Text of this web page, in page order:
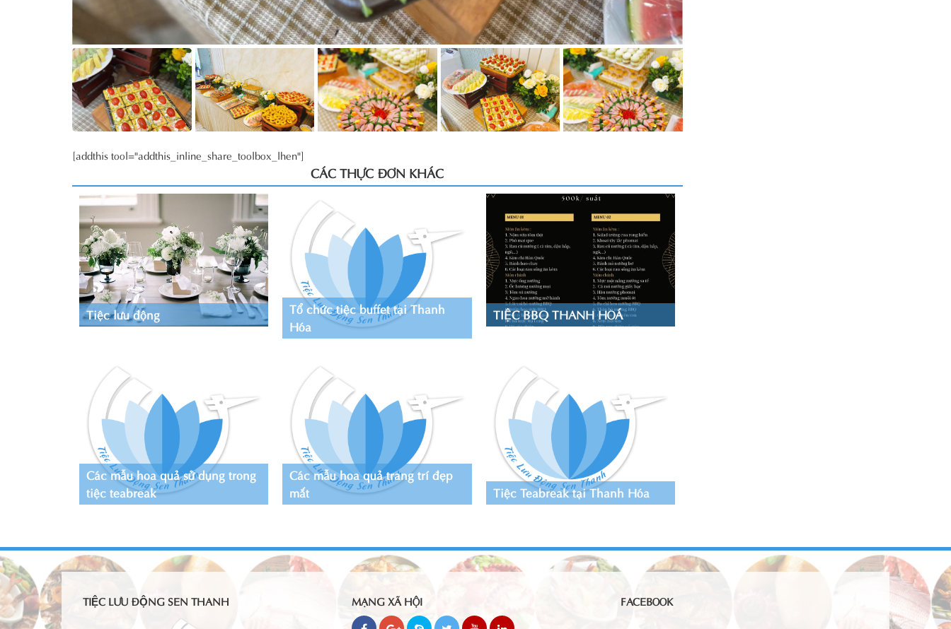
[addthis tool="addthis_inline_share_toolbox_lhen"]
CÁC THỰC ĐƠN KHÁC
Tiệc lưu động
Tổ chức tiệc buffet tại Thanh
Hóa
TIỆC BBQ THANH HOÁ
Các mẫu hoa quả sử dụng trong
tiệc teabreak
Các mẫu hoa quả trang trí đẹp
mắt
Tiệc Teabreak tại Thanh Hóa
TIỆC LƯU ĐỘNG SEN THANH MẠNG XÃ HỘI FACEBOOK